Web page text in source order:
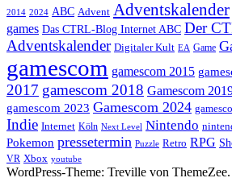
2014 2024 ABC Advent Adventskalender
games Das CTRL-Blog Internet ABC Der
Adventskalender Digitaler Kult EA Game
gamescom gamescom 2015
2017 gamescom 2018 Gamescom
gamescom 2023 Gamescom 2024
Indie Internet Köln Next Level Nintendo
Pokemon pressetermin Puzzle Retro RPG
VR Xbox youtube
WordPress-Theme: Treville von ThemeZee.